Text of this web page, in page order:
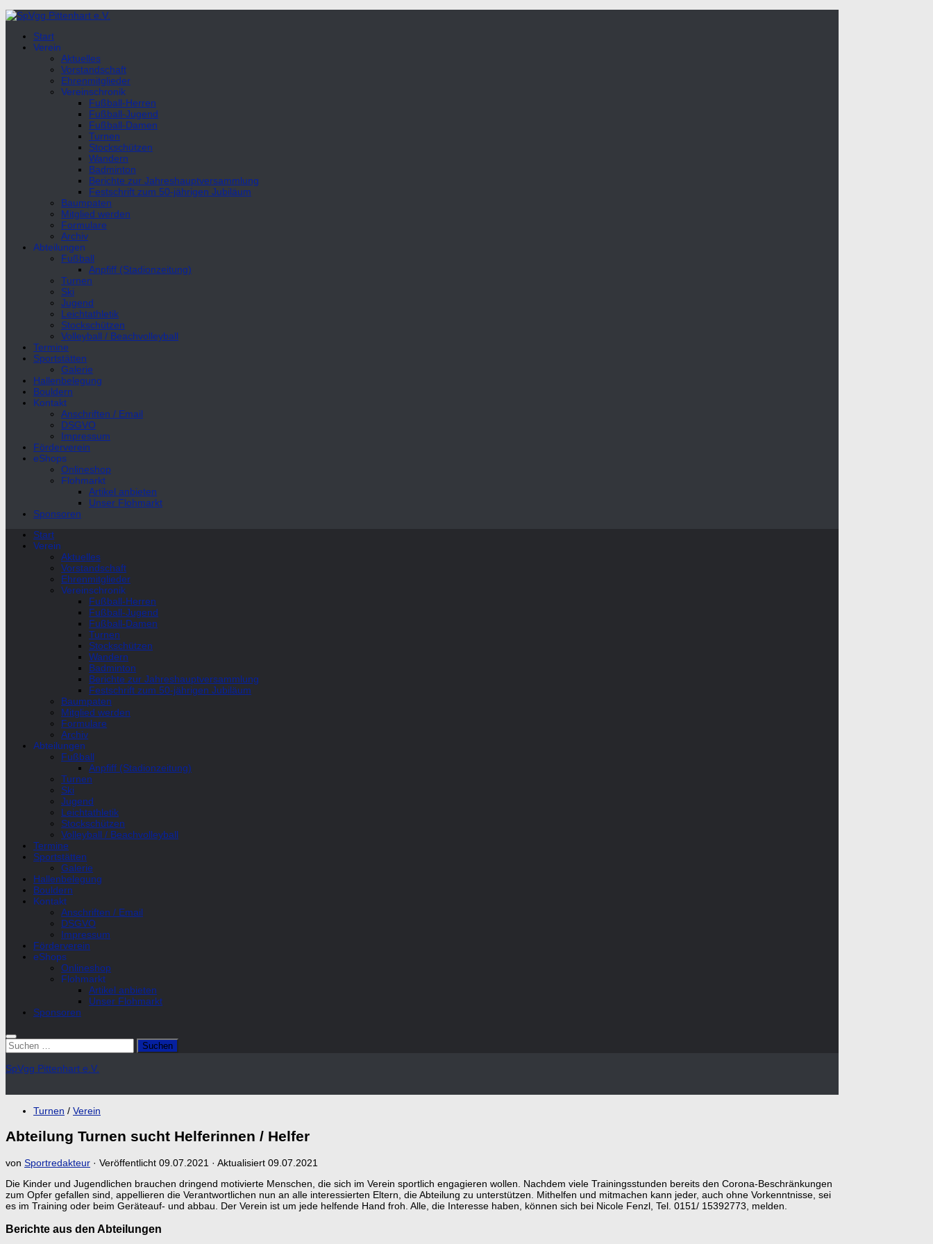
Unter
Inhalt
Start
Verein
Aktuelles
Vorstandschaft
Ehrenmitglieder
Vereinschronik
Fußball-Herren
Fußball-Jugend
Fußball-Damen
Turnen
Stockschützen
Wandern
Badminton
Berichte zur Jahreshauptversammlung
Festschrift zum 50-jährigen Jubiläum
Baumpaten
Mitglied werden
Formulare
Archiv
Abteilungen
Fußball
Anpfiff (Stadionzeitung)
Turnen
Ski
Jugend
Leichtathletik
Stockschützen
Volleyball / Beachvolleyball
Termine
Sportstätten
Galerie
Hallenbelegung
Bouldern
Kontakt
Anschriften / Email
DSGVO
Impressum
Förderverein
eShops
Onlineshop
Flohmarkt
Artikel anbieten
Unser Flohmarkt
Sponsoren
Start
Verein
Aktuelles
Vorstandschaft
Ehrenmitglieder
Vereinschronik
Fußball-Herren
Fußball-Jugend
Fußball-Damen
Turnen
Stockschützen
Wandern
Badminton
Berichte zur Jahreshauptversammlung
Festschrift zum 50-jährigen Jubiläum
Baumpaten
Mitglied werden
Formulare
Archiv
Abteilungen
Fußball
Anpfiff (Stadionzeitung)
Turnen
Ski
Jugend
Leichtathletik
Stockschützen
Volleyball / Beachvolleyball
Termine
Sportstätten
Galerie
Hallenbelegung
Bouldern
Kontakt
Anschriften / Email
DSGVO
Impressum
Förderverein
eShops
Onlineshop
Flohmarkt
Artikel anbieten
Unser Flohmarkt
Sponsoren
Suchen
nach:
SpVgg Pittenhart e.V.
Turnen / Verein
Abteilung Turnen sucht Helferinnen / Helfer
von Sportredakteur · Veröffentlicht 09.07.2021 · Aktualisiert 09.07.2021
Die Kinder und Jugendlichen brauchen dringend motivierte Menschen, die sich im Verein sportlich engagieren wollen. Nachdem viele Trainingsstunden bereits den Corona-Beschränkungen
zum Opfer gefallen sind, appellieren die Verantwortlichen nun an alle interessierten Eltern, die Abteilung zu unterstützen. Mithelfen und mitmachen kann jeder, auch ohne Vorkenntnisse, sei
es im Training oder beim Geräteauf- und abbau. Der Verein ist um jede helfende Hand froh. Alle, die Interesse haben, können sich bei Nicole Fenzl, Tel. 0151/ 15392773, melden.
Berichte aus den Abteilungen